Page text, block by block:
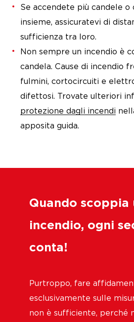
Se accendete più candele
insieme, assicuratevi di
sufficienza tra loro.
Non sempre un incendio è
candela. Cause di incendio
fulmini, cortocircuiti e
difettosi. Trovate ulteriori
protezione dagli incendi
apposita guida.
Quando scoppia
incendio, ogni
conta!
Purtroppo, fare
esclusivamente sulle
non è sufficiente, perché